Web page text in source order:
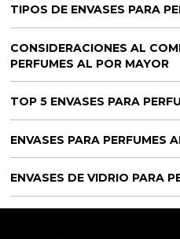
TIPOS DE ENVASES PARA
CONSIDERACIONES AL
PERFUMES AL POR MAYOR
TOP 5 ENVASES PARA
ENVASES PARA PERFUMES
ENVASES DE VIDRIO PARA